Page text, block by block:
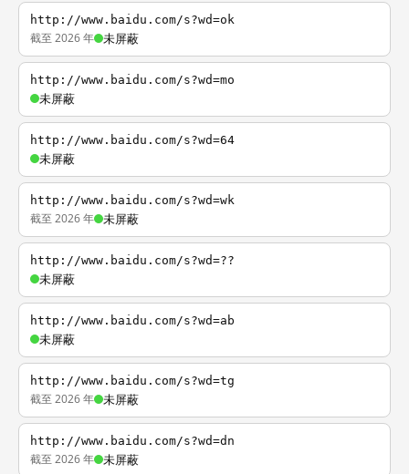
http://www.baidu.com/s?wd=ok
截至 2026 年 未屏蔽
http://www.baidu.com/s?wd=mo
未屏蔽
http://www.baidu.com/s?wd=64
未屏蔽
http://www.baidu.com/s?wd=wk
截至 2026 年 未屏蔽
http://www.baidu.com/s?wd=??
未屏蔽
http://www.baidu.com/s?wd=ab
未屏蔽
http://www.baidu.com/s?wd=tg
截至 2026 年 未屏蔽
http://www.baidu.com/s?wd=dn
截至 2026 年 未屏蔽